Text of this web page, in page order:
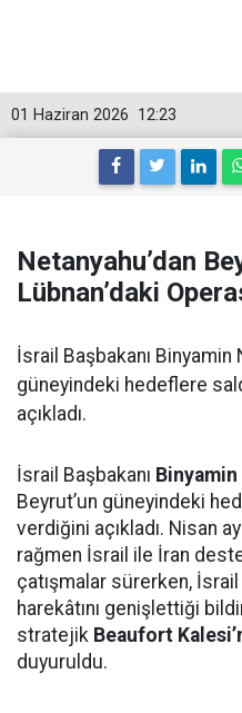
12:23
01 Haziran 2026
Netanyahu’dan
Lübnan’daki
İsrail Başbakanı Binyamin
güneyindeki hedeflere
açıkladı.
İsrail Başbakanı
Beyrut’un güneyindeki
verdiğini açıkladı. Nisan
rağmen İsrail ile İran
çatışmalar sürerken,
harekâtını genişlettiği
stratejik Beaufort
duyuruldu.